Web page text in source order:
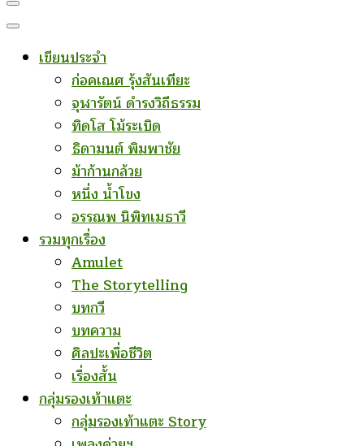
เขียนประจำ
ก่อคเณศ รุ้งสันเทียะ
จุฬารัตน์ ดำรงวิถีธรรม
ทิดโส โม้ระเบิด
ธิดามนต์ พิมพาชัย
ม้าก้านกล้วย
หนึ่ง น้ำโขง
อรรณพ นิพิทเมธาวี
รวมทุกเรื่อง
Amulet
The Storytelling
บทกวี
บทความ
ศิลปะเพื่อชีวิต
เรื่องสั้น
กลุ่มรองเท้าแตะ
กลุ่มรองเท้าแตะ Story